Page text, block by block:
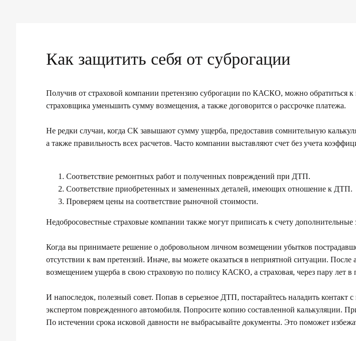
Как защитить себя от суброгации
Получив от страховой компании претензию суброгации по КАСКО, можно обратиться к
страховщика уменьшить сумму возмещения, а также договорится о рассрочке платежа.
Не редки случаи, когда СК завышают сумму ущерба, предоставив сомнительную
а также правильность всех расчетов. Часто компании выставляют счет без учета
Соответствие ремонтных работ и полученных повреждений при ДТП.
Соответствие приобретенных и замененных деталей, имеющих отношение к ДТП.
Проверяем цены на соответствие рыночной стоимости.
Недобросовестные страховые компании также могут приписать к счету
Когда вы принимаете решение о добровольном личном возмещении убытков
отсутствии к вам претензий. Иначе, вы можете оказаться в неприятной ситуации.
возмещением ущерба в свою страховую по полису КАСКО, а страховая, через пару
И напоследок, полезный совет. Попав в серьезное ДТП, постарайтесь наладить
экспертом поврежденного автомобиля. Попросите копию составленной калькуляции.
По истечении срока исковой давности не выбрасывайте документы. Это поможет